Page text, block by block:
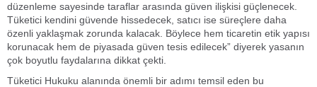
düzenleme sayesinde taraflar arasında güven ilişkisi güçlenecek.
Tüketici kendini güvende hissedecek, satıcı ise süreçlere daha
özenli yaklaşmak zorunda kalacak. Böylece hem ticaretin etik yapısı
korunacak hem de piyasada güven tesis edilecek” diyerek yasanın
çok boyutlu faydalarına dikkat çekti.
Tüketici Hukuku alanında önemli bir adımı temsil eden bu